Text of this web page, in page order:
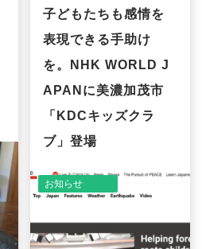
子どもたちも感情を
表現できる手助け
を。NHK WORLD J
APANに美濃加茂市
「KDCキッズクラ
ブ」登場
お知らせ